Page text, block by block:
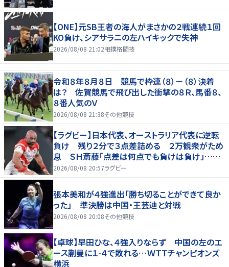
【ONE】元SB王者の海人がまさかの２戦連続１回
KO負け、シアサラニの左ハイキックで失神
2026/08/08 21:02相撲格闘技
令和８年８月８日 競馬で枠連（８）－（８）決着
は？ 佐賀競馬で飛び出した衝撃の８Ｒ、馬番８、
８番人気のＶ
2026/08/08 21:38その他競技
【ラグビー】日本代表、オーストラリア代表に逆転
負け 残り２分で３点差詰める ２万観衆がため
息 ＳＨ斎藤「点差は何点でも負けは負け」…前
半にＳＯ伊藤龍が先制トライ、３２ー３５で惜敗
2026/08/08 20:57ラグビー
張本美和が４強進出「勝ち切ることができて良か
った」 準決勝は中国・王芸迪と対戦
2026/08/08 20:08その他競技
【卓球】早田ひな、４強入りならず 中国の左のエ
ース蒯曼に１-４で敗れる…ＷＴＴチャンピオンズ
横浜